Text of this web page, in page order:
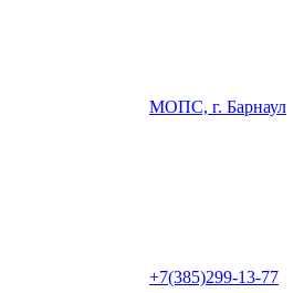
МОПС, г. Барнаул
+7(385)299-13-77